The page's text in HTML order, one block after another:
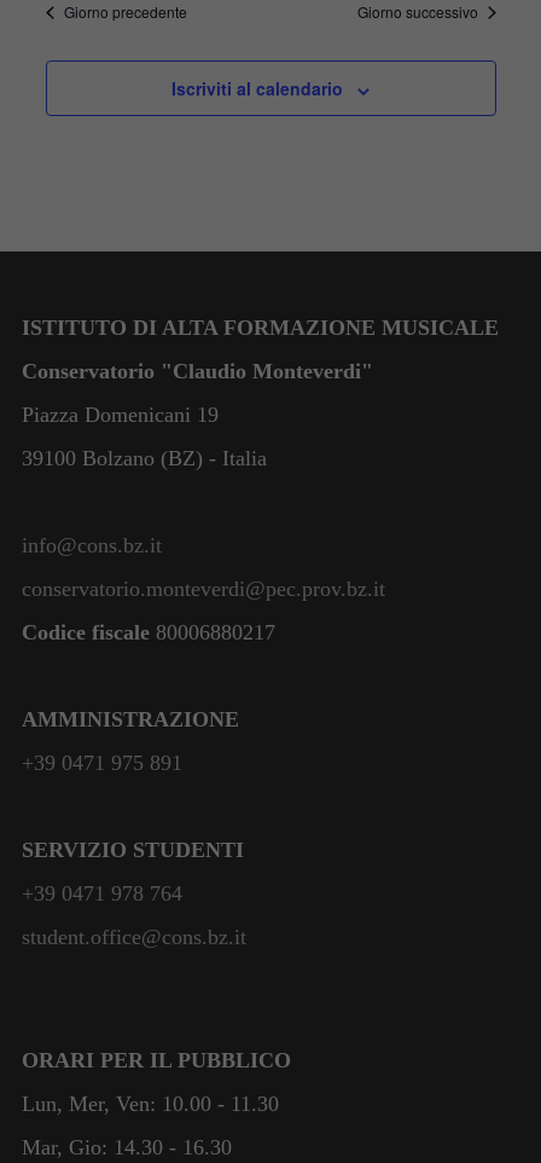
Giorno precedente Giorno successivo
Iscriviti al calendario
ISTITUTO DI ALTA FORMAZIONE MUSICALE
Conservatorio "Claudio Monteverdi"
Piazza Domenicani 19
39100 Bolzano (BZ) - Italia
info@cons.bz.it
conservatorio.monteverdi@pec.prov.bz.it
Codice fiscale 80006880217
AMMINISTRAZIONE
+39 0471 975 891
SERVIZIO STUDENTI
+39 0471 978 764
student.office@cons.bz.it
ORARI PER IL PUBBLICO
Lun, Mer, Ven: 10.00 - 11.30
Mar, Gio: 14.30 - 16.30